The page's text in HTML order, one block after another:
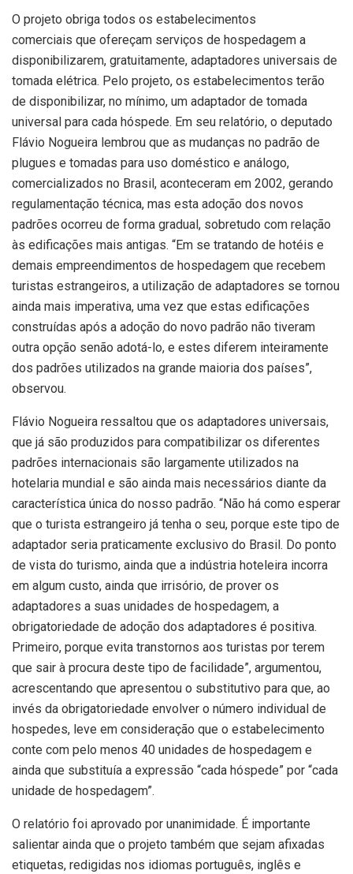
O projeto obriga todos os estabelecimentos
comerciais que ofereçam serviços de hospedagem a
disponibilizarem, gratuitamente, adaptadores universais de
tomada elétrica. Pelo projeto, os estabelecimentos terão
de disponibilizar, no mínimo, um adaptador de tomada
universal para cada hóspede. Em seu relatório, o deputado
Flávio Nogueira lembrou que as mudanças no padrão de
plugues e tomadas para uso doméstico e análogo,
comercializados no Brasil, aconteceram em 2002, gerando
regulamentação técnica, mas esta adoção dos novos
padrões ocorreu de forma gradual, sobretudo com relação
às edificações mais antigas. “Em se tratando de hotéis e
demais empreendimentos de hospedagem que recebem
turistas estrangeiros, a utilização de adaptadores se tornou
ainda mais imperativa, uma vez que estas edificações
construídas após a adoção do novo padrão não tiveram
outra opção senão adotá-lo, e estes diferem inteiramente
dos padrões utilizados na grande maioria dos países”,
observou.
Flávio Nogueira ressaltou que os adaptadores universais,
que já são produzidos para compatibilizar os diferentes
padrões internacionais são largamente utilizados na
hotelaria mundial e são ainda mais necessários diante da
característica única do nosso padrão. “Não há como esperar
que o turista estrangeiro já tenha o seu, porque este tipo de
adaptador seria praticamente exclusivo do Brasil. Do ponto
de vista do turismo, ainda que a indústria hoteleira incorra
em algum custo, ainda que irrisório, de prover os
adaptadores a suas unidades de hospedagem, a
obrigatoriedade de adoção dos adaptadores é positiva.
Primeiro, porque evita transtornos aos turistas por terem
que sair à procura deste tipo de facilidade”, argumentou,
acrescentando que apresentou o substitutivo para que, ao
invés da obrigatoriedade envolver o número individual de
hospedes, leve em consideração que o estabelecimento
conte com pelo menos 40 unidades de hospedagem e
ainda que substituía a expressão “cada hóspede” por “cada
unidade de hospedagem”.
O relatório foi aprovado por unanimidade. É importante
salientar ainda que o projeto também que sejam afixadas
etiquetas, redigidas nos idiomas português, inglês e